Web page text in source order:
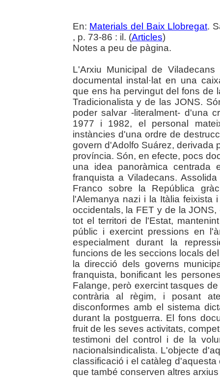
En: Materials del Baix Llobregat.
, p. 73-86 : il. (Articles)
Notes a peu de pàgina.
L'Arxiu Municipal de
documental instal·lat en una
que ens ha pervingut del fons de
Tradicionalista y de las JONS.
poder salvar -literalment- d'una
1977 i 1982, el personal
instàncies d'una ordre de
govern d'Adolfo Suárez, derivada
província. Són, en efecte, pocs
una idea panoràmica
franquista a Viladecans.
Franco sobre la República
l'Alemanya nazi i la Itàlia feixista
occidentals, la FET y de la
tot el territori de l'Estat,
públic i exercint pressions en
especialment durant la
funcions de les seccions locals
la direcció dels governs
franquista, bonificant les
Falange, però exercint tasques
contrària al règim, i posant
disconformes amb el sistema
durant la postguerra. El fons
fruit de les seves activitats,
testimoni del control i de la
nacionalsindicalista. L'objecte
classificació i el catàleg
que també conserven altres